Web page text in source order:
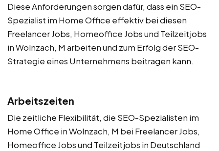
Diese Anforderungen sorgen dafür, dass ein SEO-
Spezialist im Home Office effektiv bei diesen
Freelancer Jobs, Homeoffice Jobs und Teilzeitjobs
in Wolnzach, M arbeiten und zum Erfolg der SEO-
Strategie eines Unternehmens beitragen kann.
Arbeitszeiten
Die zeitliche Flexibilität, die SEO-Spezialisten im
Home Office in Wolnzach, M bei Freelancer Jobs,
Homeoffice Jobs und Teilzeitjobs in Deutschland